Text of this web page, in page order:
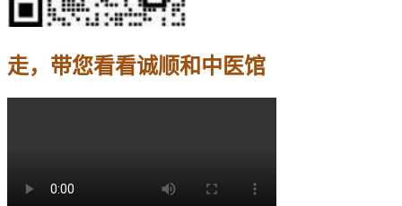
走，带您看看诚顺和中医馆